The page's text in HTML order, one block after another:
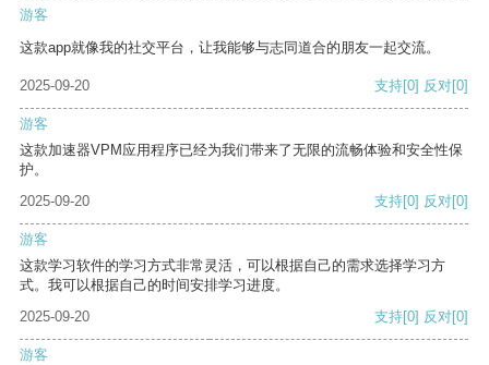
游客
这款app就像我的社交平台，让我能够与志同道合的朋友一起交流。
2025-09-20 支持[0] 反对[0]
游客
这款加速器VPM应用程序已经为我们带来了无限的流畅体验和安全性保
护。
2025-09-20
支持[0] 反对[0]
游客
这款学习软件的学习方式非常灵活，可以根据自己的需求选择学习方
式。我可以根据自己的时间安排学习进度。
2025-09-20
支持[0] 反对[0]
游客